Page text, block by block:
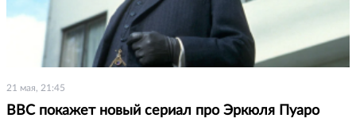
21 мая, 21:45
BBC покажет новый сериал про Эркюля Пуаро